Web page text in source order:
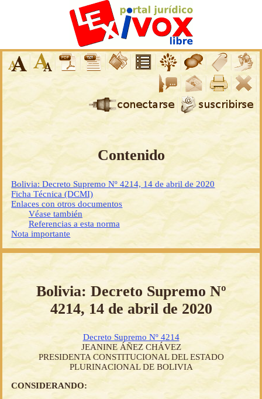
Contenido
Bolivia: Decreto Supremo Nº 4214, 14 de abril de 2020
Ficha Técnica (DCMI)
Enlaces con otros documentos
Véase también
Referencias a esta norma
Nota importante
Bolivia: Decreto Supremo Nº
4214, 14 de abril de 2020
Decreto Supremo Nº 4214
JEANINE ÁÑEZ CHÁVEZ
PRESIDENTA CONSTITUCIONAL DEL ESTADO
PLURINACIONAL DE BOLIVIA
CONSIDERANDO: